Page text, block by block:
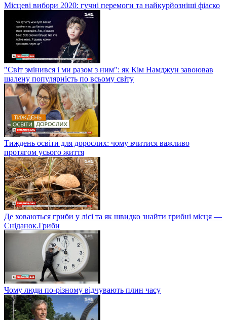
Місцеві вибори 2020: гучні перемоги та найкурйозніші фіаско
"Світ змінився і ми разом з ним": як Кім Намджун завоював
шалену популярність по всьому світу
Тиждень освіти для дорослих: чому вчитися важливо
протягом усього життя
Де ховаються гриби у лісі та як швидко знайти грибні місця —
Сніданок.Гриби
Чому люди по-різному відчувають плин часу